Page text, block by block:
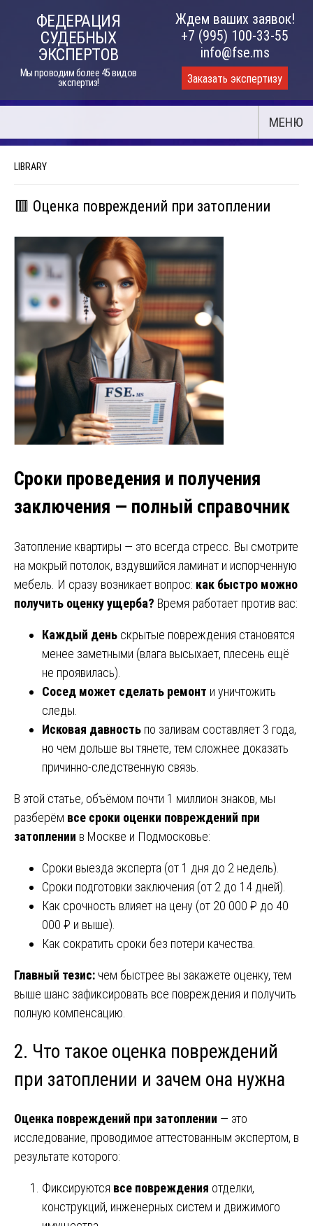
ФЕДЕРАЦИЯ
СУДЕБНЫХ
ЭКСПЕРТОВ
Мы проводим более 45 видов
экспертиз!
Ждем ваших заявок!
+7 (995) 100-33-55
info@fse.ms
Заказать экспертизу
МЕНЮ
LIBRARY
🟥 Оценка повреждений при затоплении
Сроки проведения и получения
заключения — полный справочник
Затопление квартиры — это всегда стресс. Вы смотрите
на мокрый потолок, вздувшийся ламинат и испорченную
мебель. И сразу возникает вопрос: как быстро можно
получить оценку ущерба? Время работает против вас:
Каждый день скрытые повреждения становятся
менее заметными (влага высыхает, плесень ещё
не проявилась).
Сосед может сделать ремонт и уничтожить
следы.
Исковая давность по заливам составляет 3 года,
но чем дольше вы тянете, тем сложнее доказать
причинно-следственную связь.
В этой статье, объёмом почти 1 миллион знаков, мы
разберём все сроки оценки повреждений при
затоплении в Москве и Подмосковье:
Сроки выезда эксперта (от 1 дня до 2 недель).
Сроки подготовки заключения (от 2 до 14 дней).
Как срочность влияет на цену (от 20 000 ₽ до 40
000 ₽ и выше).
Как сократить сроки без потери качества.
Главный тезис: чем быстрее вы закажете оценку, тем
выше шанс зафиксировать все повреждения и получить
полную компенсацию.
2. Что такое оценка повреждений
при затоплении и зачем она нужна
Оценка повреждений при затоплении — это
исследование, проводимое аттестованным экспертом, в
результате которого:
Фиксируются все повреждения отделки,
конструкций, инженерных систем и движимого